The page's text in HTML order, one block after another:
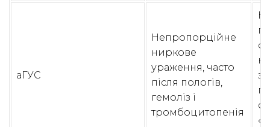
аГУС
Непропорційне
ниркове
ураження, часто
після пологів,
гемоліз і
тромбоцитопенія